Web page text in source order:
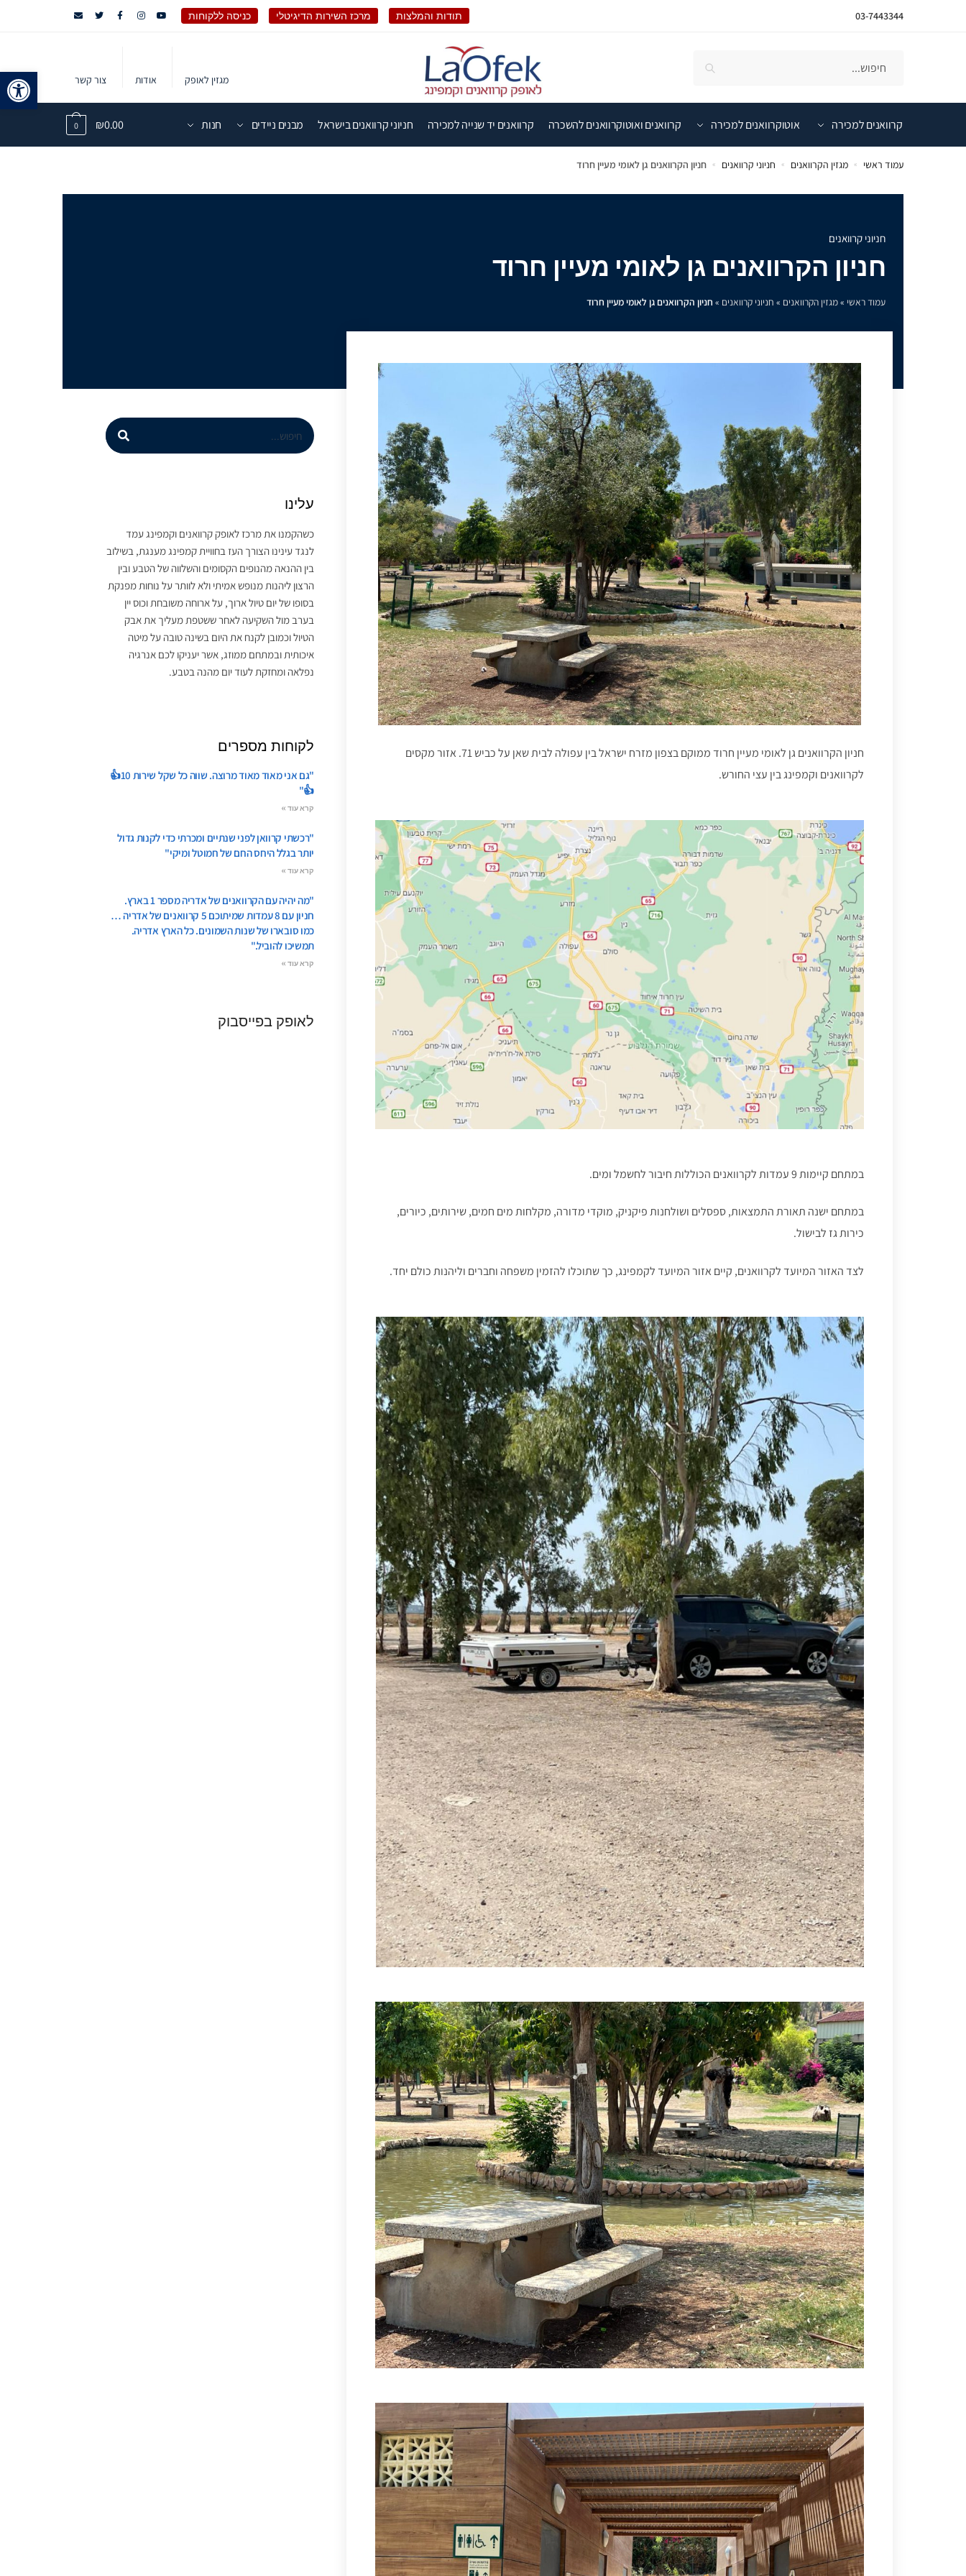
03-7443344 תודות והמלצות מרכז השירות הדיגיטלי כניסה ללקוחות
מגזין לאופק אודות צור קשר
קרוואנים למכירה אוטוקרוואנים למכירה קרוואנים ואוטוקרוואנים להשכרה קרוואנים יד שנייה למכירה חניוני קרוואנים בישראל מבנים ניידים חנות ₪0.00
0
עמוד ראשי » מגזין הקרוואנים » חניוני קרוואנים » חניון הקרוואנים גן לאומי מעיין חרוד
חניוני קרוואנים
חניון הקרוואנים גן לאומי מעיין חרוד
עמוד ראשי »מגזין הקרוואנים » חניוני קרוואנים » חניון הקרוואנים גן לאומי מעיין חרוד
חניון הקרוואנים גן לאומי מעיין חרוד ממוקם בצפון מזרח ישראל בין עפולה לבית שאן על כביש 71. אזור מקסים
לקרוואנים וקמפינג בין עצי החורש.
במתחם קיימות 9 עמדות לקרוואנים הכוללות חיבור לחשמל ומים.
במתחם ישנה תאורת התמצאות, ספסלים ושולחנות פיקניק, מוקדי מדורה, מקלחות מים חמים, שירותים, כיורים,
כירות גז לבישול.
לצד האזור המיועד לקרוואנים, קיים אזור המיועד לקמפינג, כך שתוכלו להזמין משפחה וחברים וליהנות כולם יחד.
עלינו
כשהקמנו את מרכז לאופק קרוואנים וקמפינג עמד
לנגד עינינו הצורך העז בחוויית קמפינג מענגת, בשילוב
בין ההנאה מהנופים הקסומים והשלווה של הטבע ובין
הרצון ליהנות מנופש אמיתי ולא לוותר על נוחות מפנקת
בסופו של יום טיול ארוך, על ארוחה משובחת וכוס יין
בערב מול השקיעה לאחר ששטפת מעליך את אבק
הטיול וכמובן לקנח את היום בשינה טובה על מיטה
איכותית ובמתחם ממוזג, אשר יעניקו לכם אנרגיה
נפלאה ומחזקת לעוד יום מהנה בטבע.
לקוחות מספרים
"גם אני מאוד מאוד מרוצה. שווה כל שקל שירות 10👍
👍"
קרא עוד »
"רכשתי קרוואן לפני שנתיים ומכרתי כדי לקנות גדול
יותר בגלל היחס החם של חמוטל ומיקי"
קרא עוד »
"מה יהיה עם הקרוואנים של אדריה מספר 1 בארץ.
חניון עם 8 עמדות שמיתוכם 5 קרוואנים של אדריה …
כמו סובארו של שנות השמונים. כל הארץ אדריה.
תמשיכו להוביל."
קרא עוד »
לאופק בפייסבוק